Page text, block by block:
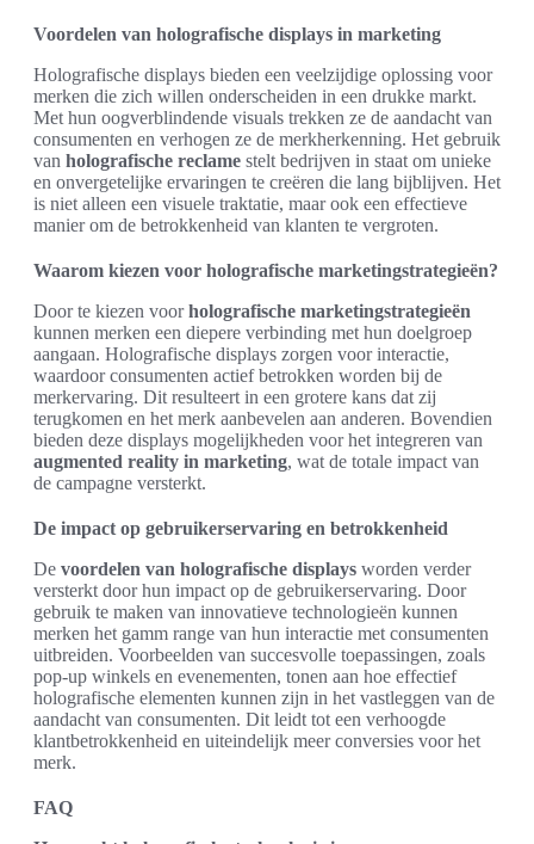
Voordelen van holografische displays in marketing
Holografische displays bieden een veelzijdige oplossing voor
merken die zich willen onderscheiden in een drukke markt.
Met hun oogverblindende visuals trekken ze de aandacht van
consumenten en verhogen ze de merkherkenning. Het gebruik
van holografische reclame stelt bedrijven in staat om unieke
en onvergetelijke ervaringen te creëren die lang bijblijven. Het
is niet alleen een visuele traktatie, maar ook een effectieve
manier om de betrokkenheid van klanten te vergroten.
Waarom kiezen voor holografische marketingstrategieën?
Door te kiezen voorholografische marketingstrategieën
kunnen merken een diepere verbinding met hun doelgroep
aangaan. Holografische displays zorgen voor interactie,
waardoor consumenten actief betrokken worden bij de
merkervaring. Dit resulteert in een grotere kans dat zij
terugkomen en het merk aanbevelen aan anderen. Bovendien
bieden deze displays mogelijkheden voor het integreren van
augmented reality in marketing, wat de totale impact van
de campagne versterkt.
De impact op gebruikerservaring en betrokkenheid
De voordelen van holografische displays worden verder
versterkt door hun impact op de gebruikerservaring. Door
gebruik te maken van innovatieve technologieën kunnen
merken het gamm range van hun interactie met consumenten
uitbreiden. Voorbeelden van succesvolle toepassingen, zoals
pop-up winkels en evenementen, tonen aan hoe effectief
holografische elementen kunnen zijn in het vastleggen van de
aandacht van consumenten. Dit leidt tot een verhoogde
klantbetrokkenheid en uiteindelijk meer conversies voor het
merk.
FAQ